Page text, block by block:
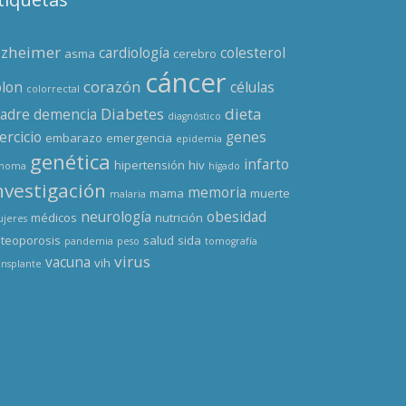
asma cardiología cerebro colesterol
colorrectal corazón cáncer células
demencia Diabetes diagnóstico dieta
embarazo emergencia epidemia genes
genética hipertensión hiv hígado infarto
malaria mama memoria muerte
médicos neurología nutrición obesidad
pandemia peso salud sida tomografía
vacuna vih virus